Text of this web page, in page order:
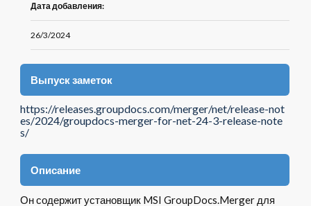
Дата добавления:
26/3/2024
Выпуск заметок
https://releases.groupdocs.com/merger/net/release-not
es/2024/groupdocs-merger-for-net-24-3-release-note
s/
Описание
Он содержит установщик MSI GroupDocs.Merger для